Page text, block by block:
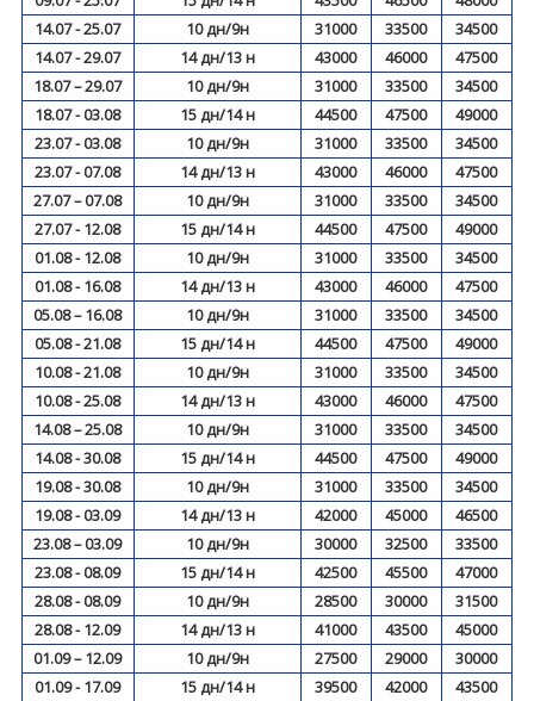
14.07 - 25.07
10 дн/9н 31000 33500
34500
14.07 - 29.07
14 дн/13 н 43000 46000
47500
18.07 – 29.07
10 дн/9н 31000 33500
34500
18.07 - 03.08
15 дн/14 н 44500 47500
49000
23.07 - 03.08
10 дн/9н 31000 33500
34500
23.07 - 07.08
14 дн/13 н 43000 46000
47500
27.07 – 07.08
10 дн/9н 31000 33500
34500
27.07 - 12.08
15 дн/14 н 44500 47500
49000
01.08 - 12.08
10 дн/9н 31000 33500
34500
01.08 - 16.08
14 дн/13 н 43000 46000
47500
05.08 – 16.08
10 дн/9н 31000 33500
34500
05.08 - 21.08
15 дн/14 н 44500 47500
49000
10.08 - 21.08
10 дн/9н 31000 33500
34500
10.08 - 25.08
14 дн/13 н 43000 46000
47500
14.08 – 25.08
10 дн/9н 31000 33500
34500
14.08 - 30.08
15 дн/14 н 44500 47500
49000
19.08 - 30.08
10 дн/9н 31000 33500
34500
19.08 - 03.09
14 дн/13 н 42000 45000
46500
23.08 – 03.09
10 дн/9н 30000 32500
33500
23.08 - 08.09
15 дн/14 н 42500 45500
47000
28.08 - 08.09
10 дн/9н 28500 30000
31500
28.08 - 12.09
14 дн/13 н 41000 43500
45000
01.09 – 12.09
10 дн/9н 27500 29000
30000
01.09 - 17.09
15 дн/14 н 39500 42000 43500